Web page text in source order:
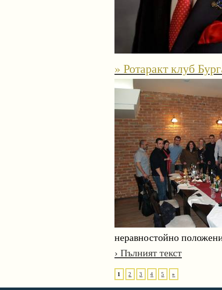
» Ротаракт клуб
неравностойно
› Пълният текст
1 2 3 4 5 »